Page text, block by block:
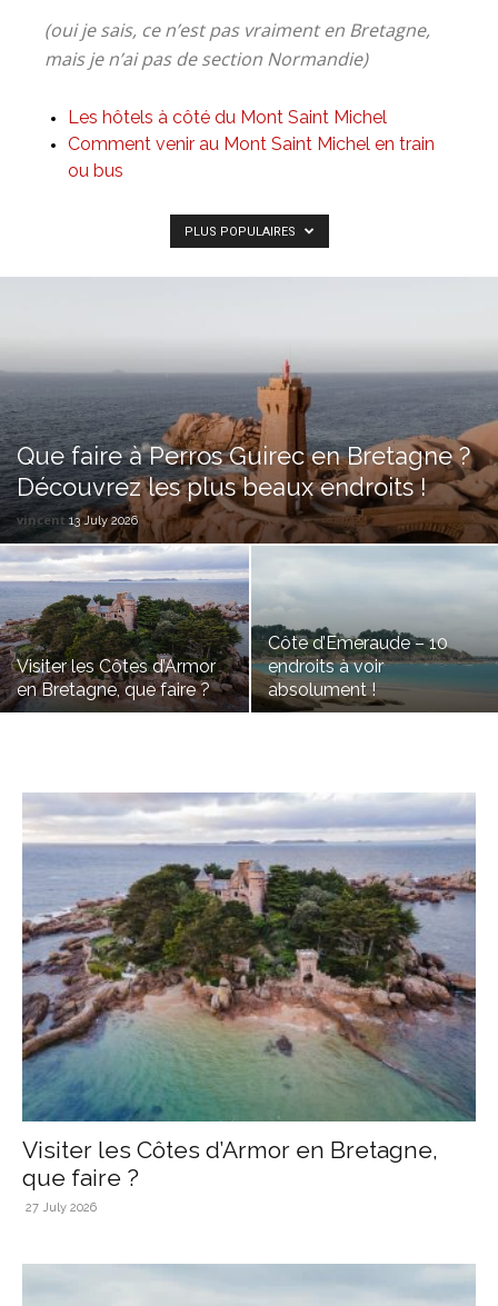
(oui je sais, ce n’est pas vraiment en Bretagne,
mais je n’ai pas de section Normandie)
Les hôtels à côté du Mont Saint Michel
Comment venir au Mont Saint Michel en train
ou bus
PLUS POPULAIRES
Que faire à Perros Guirec en Bretagne ?
Découvrez les plus beaux endroits !
vincent 13 July 2026
Visiter les Côtes d’Armor
en Bretagne, que faire ?
Côte d’Emeraude – 10
endroits à voir
absolument !
Visiter les Côtes d’Armor en Bretagne,
que faire ?
27 July 2026